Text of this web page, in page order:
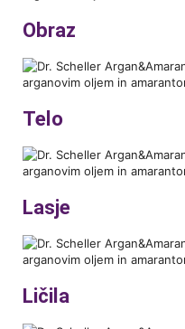
Obraz
Telo
Lasje
Ličila